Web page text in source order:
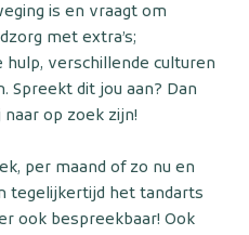
is en vraagt om
met extra’s;
verschillende culturen
Spreekt dit jou aan? Dan
op zoek zijn!
per maand of zo nu en
tegelijkertijd het tandarts
ook bespreekbaar! Ook